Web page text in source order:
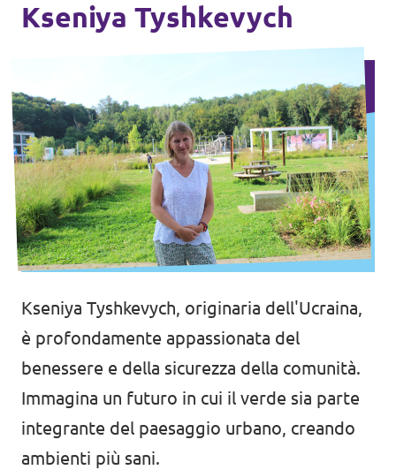
Kseniya Tyshkevych
Kseniya Tyshkevych, originaria dell'Ucraina,
è profondamente appassionata del
benessere e della sicurezza della comunità.
Immagina un futuro in cui il verde sia parte
integrante del paesaggio urbano, creando
ambienti più sani.